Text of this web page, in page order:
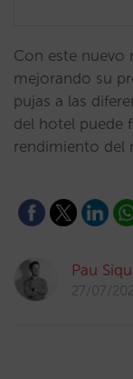
Con este
mejorando su
pujas a las
del hotel puede
rendimiento del
Pau
27/07/